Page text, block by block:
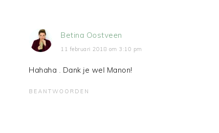
Betina Oostveen
11 februari 2018 om 3:10 pm
Hahaha . Dank je wel Manon!
BEANTWOORDEN